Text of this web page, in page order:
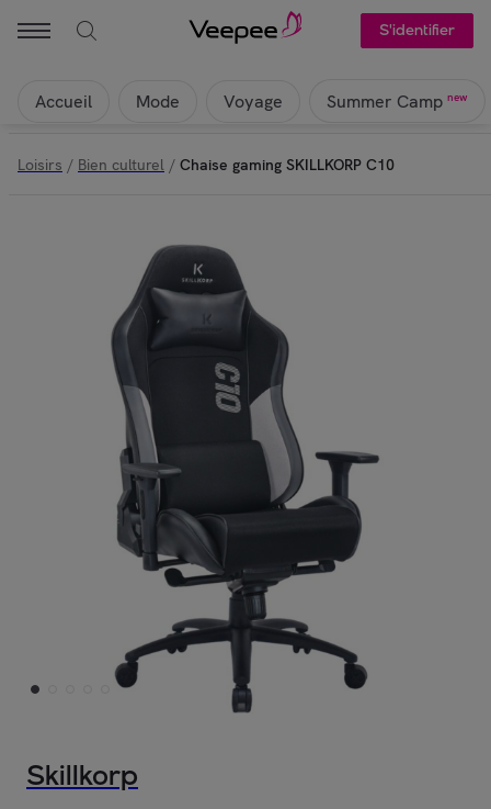
S'identifier
Accueil Mode Voyage Summer Camp new
Loisirs / Bien culturel / Chaise gaming SKILLKORP C10
Skillkorp